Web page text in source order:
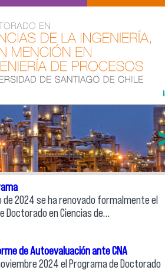
de 2024 se ha renovado formalmente el
Doctorado en Ciencias de…
de Autoevaluación ante CNA
2024 el Programa de Doctorado